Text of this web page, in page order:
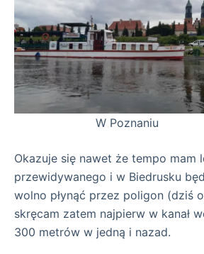
W Poznaniu
Okazuje się nawet że tempo mam
przewidywanego i w Biedrusku
wolno płynąć przez poligon (dziś
skręcam zatem najpierw w kanał
300 metrów w jedną i nazad.